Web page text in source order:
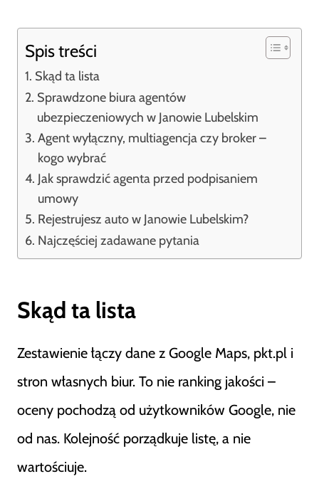
Spis treści
Skąd ta lista
Sprawdzone biura agentów
ubezpieczeniowych w Janowie Lubelskim
Agent wyłączny, multiagencja czy broker –
kogo wybrać
Jak sprawdzić agenta przed podpisaniem
umowy
Rejestrujesz auto w Janowie Lubelskim?
Najczęściej zadawane pytania
Skąd ta lista
Zestawienie łączy dane z Google Maps, pkt.pl i
stron własnych biur. To nie ranking jakości –
oceny pochodzą od użytkowników Google, nie
od nas. Kolejność porządkuje listę, a nie
wartościuje.